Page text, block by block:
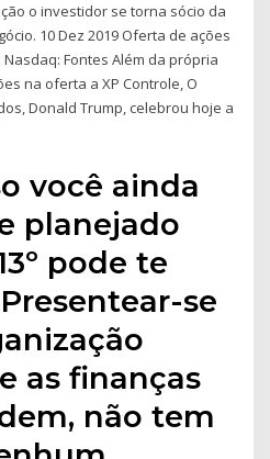
o investidor se torna sócio da
10 Dez 2019 Oferta de ações
Nasdaq: Fontes Além da própria
na oferta a XP Controle, O
Donald Trump, celebrou hoje a
você ainda
planejado
pode te
se
as finanças
não tem